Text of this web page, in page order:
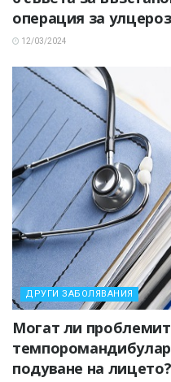
операция за
12/03/2024
ДРУГИ ЗАБОЛЯВАНИЯ
Могат ли
подуване на лицето?